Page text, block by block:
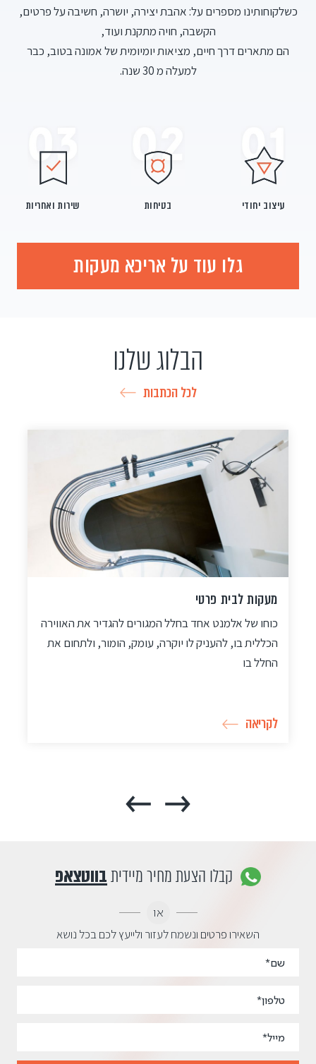
כשלקוחותינו מספרים על: אהבת יצירה, יושרה, חשיבה על פרטים,
הקשבה, חויה מתקנת ועוד,
הם מתארים דרך חיים, מציאות יומיומית של אמונה בטוב, כבר
למעלה מ 30 שנה.
עיצוב יחודי בטיחות שירות ואחריות
גלו עוד על אריכא מעקות
הבלוג שלנו
לכל הכתבות
מעקות ברזל מעוצבים למדרגות
בונים? משפצים? רוצים לחדש ולרענן את מראה גרם
המדרגות? זה הזמן להכיר את קולקציית מעקות הברזל
המעוצבים של המעצב אמיתי אריכא.
לקריאה
קבלו הצעת מחיר מיידיתבווטצאפ
או
השאירו פרטים ונשמח לעזור ולייעץ לכם בכל נושא